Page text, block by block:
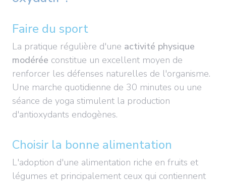
Faire du sport
La pratique régulière d'une activité physique
modérée constitue un excellent moyen de
renforcer les défenses naturelles de l'organisme.
Une marche quotidienne de 30 minutes ou une
séance de yoga stimulent la production
d'antioxydants endogènes.
Choisir la bonne alimentation
L'adoption d'une alimentation riche en fruits et
légumes et principalement ceux qui contiennent